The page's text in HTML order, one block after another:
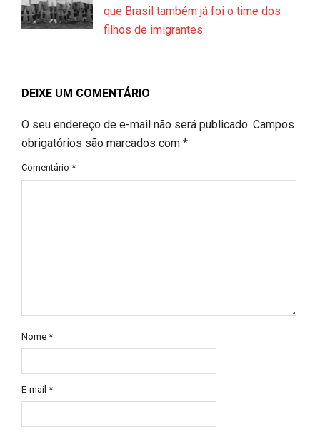
que Brasil também já foi o time dos
filhos de imigrantes
DEIXE UM COMENTÁRIO
O seu endereço de e-mail não será publicado. Campos
obrigatórios são marcados com *
Comentário *
Nome *
E-mail *